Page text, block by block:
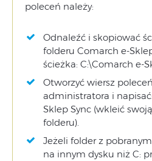
poleceń należy:
Odnaleźć i skopiować
folderu Comarch e-
ścieżka: C:\Comarch e-
Otworzyć wiersz
administratora i
Sklep Sync (wkleić
folderu).
Jeżeli folder z
na innym dysku niż C: